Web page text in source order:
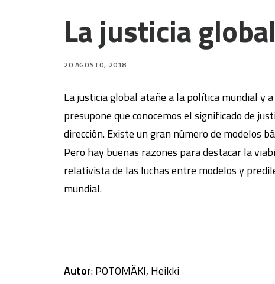
La justicia
20 AGOSTO, 2018
La justicia global atañe a la política mundial y
presupone que conocemos el significado de
dirección. Existe un gran número de modelos
Pero hay buenas razones para destacar la
relativista de las luchas entre modelos y
mundial.
Autor: POTOMÄKI, Heikki